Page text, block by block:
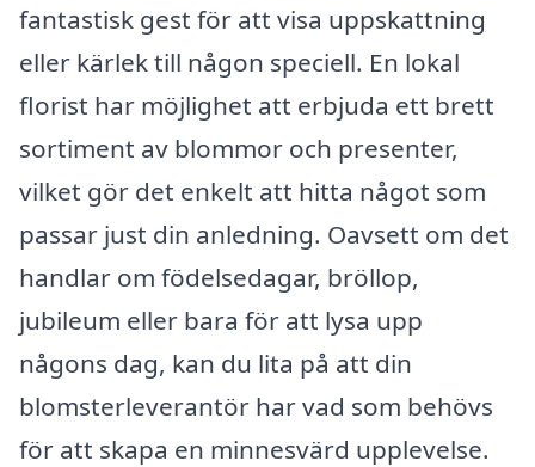
fantastisk gest för att visa uppskattning
eller kärlek till någon speciell. En lokal
florist har möjlighet att erbjuda ett brett
sortiment av blommor och presenter,
vilket gör det enkelt att hitta något som
passar just din anledning. Oavsett om det
handlar om födelsedagar, bröllop,
jubileum eller bara för att lysa upp
någons dag, kan du lita på att din
blomsterleverantör har vad som behövs
för att skapa en minnesvärd upplevelse.